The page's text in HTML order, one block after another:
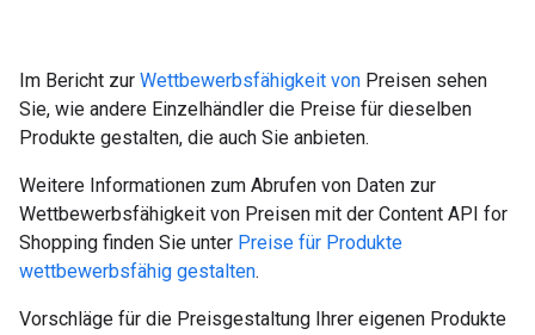
Im Bericht zur Wettbewerbsfähigkeit von Preisen sehen
Sie, wie andere Einzelhändler die Preise für dieselben
Produkte gestalten, die auch Sie anbieten.
Weitere Informationen zum Abrufen von Daten zur
Wettbewerbsfähigkeit von Preisen mit der Content API for
Shopping finden Sie unter Preise für Produkte
wettbewerbsfähig gestalten.
Vorschläge für die Preisgestaltung Ihrer eigenen Produkte